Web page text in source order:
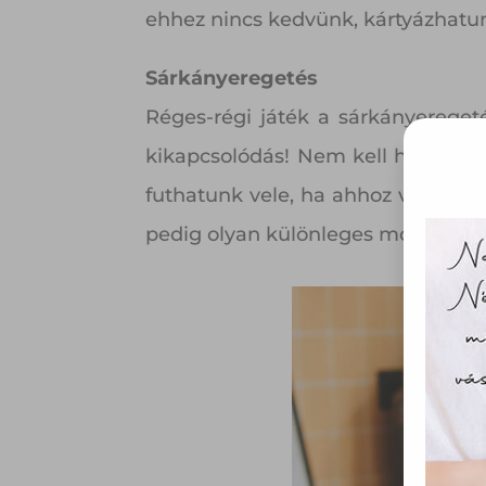
ehhez nincs kedvünk,
Sárkányeregetés
Réges-régi játék a
kikapcsolódás! Nem kell hozzá
futhatunk vele, ha ahhoz van
pedig olyan különleges móka,
A